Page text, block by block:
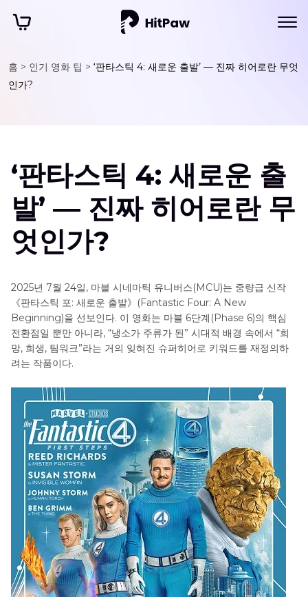
홈 > 인기 영화 팁 > ‘판타스틱 4: 새로운 출발’ — 진짜 히어로란 무엇
인가?
‘판타스틱 4: 새로운 출
발’ — 진짜 히어로란 무
엇인가?
2025년 7월 24일, 마블 시네마틱 유니버스(MCU)는 중량급 신작
《판타스틱 포: 새로운 출발》(Fantastic Four: A New
Beginning)을 선보인다. 이 영화는 마블 6단계(Phase 6)의 핵심
전환점일 뿐만 아니라, “냉소가 주류가 된” 시대적 배경 속에서 “희
망, 희생, 팀워크”라는 거의 잊혀진 슈퍼히어로 키워드를 재정의하
려는 작품이다.